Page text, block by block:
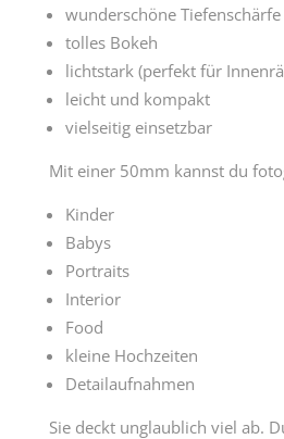
wunderschöne Tiefenschärfe
tolles Bokeh
lichtstark (perfekt für
leicht und kompakt
vielseitig einsetzbar
Mit einer 50mm kannst du
Kinder
Babys
Portraits
Interior
Food
kleine Hochzeiten
Detailaufnahmen
Sie deckt unglaublich viel ab.